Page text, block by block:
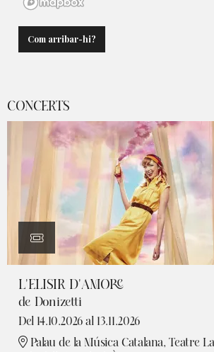
Com arribar-hi?
CONCERTS
L'ELISIR D'AMORE
de Donizetti
Del 14.10.2026 al 13.11.2026
Palau de la Música Catalana, Teatre